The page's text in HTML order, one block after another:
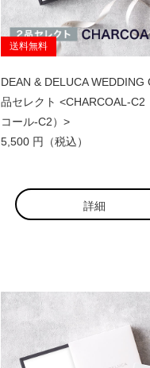
送料無料
DEAN & DELUCA WEDDING
品セレクト <CHARCOAL-C2
コール-C2）>
5,500 円（税込）
詳細